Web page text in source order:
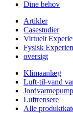
Dine behov
Artikler
Casestudier
Virtuelt
Fysisk
oversigt
Klimaanlæg
Luft-til-vand
Luftrensere
Alle